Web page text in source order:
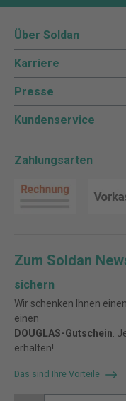
Über Soldan
Karriere
Presse
Kundenservice
Zahlungsarten
Zum Soldan
sichern
Wir schenken Ihnen einen
einen
DOUGLAS-Gutschein .
erhalten!
Das sind Ihre Vorteile